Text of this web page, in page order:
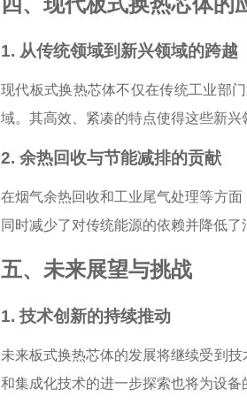
1. 从传统领域到新兴领域的跨越
现代板式换热芯体不仅在传统工业部
域。其高效、紧凑的特点使得这些新兴
2. 余热回收与节能减排的贡献
在烟气余热回收和工业尾气处理等方
同时减少了对传统能源的依赖并降低
五、未来展望与挑战
1. 技术创新的持续推动
未来板式换热芯体的发展将继续受到
和集成化技术的进一步探索也将为设备